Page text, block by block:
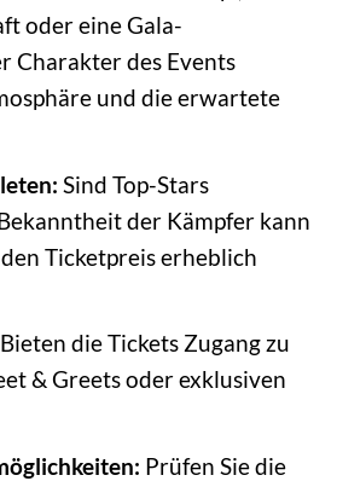
oder eine Gala-
Charakter des Events
und die erwartete
Sind Top-Stars
der Kämpfer kann
Ticketpreis erheblich
Bieten die Tickets Zugang zu
& Greets oder exklusiven
Prüfen Sie die